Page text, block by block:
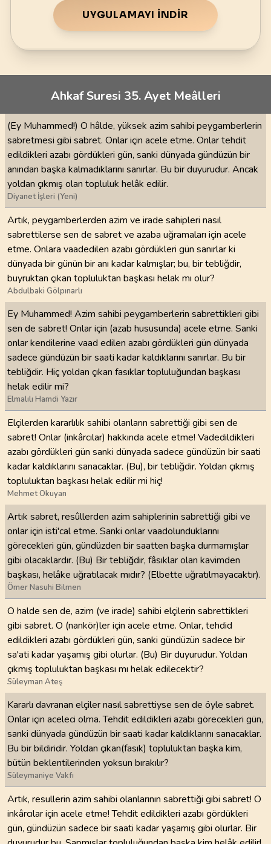
UYGULAMAYI İNDIR
Ahkaf Suresi 35. Ayet Meâlleri
(Ey Muhammed!) O hâlde, yüksek azim sahibi peygamberlerin
sabretmesi gibi sabret. Onlar için acele etme. Onlar tehdit
edildikleri azabı gördükleri gün, sanki dünyada gündüzün bir
anından başka kalmadıklarını sanırlar. Bu bir duyurudur. Ancak
yoldan çıkmış olan topluluk helâk edilir.
Diyanet İşleri (Yeni)
Artık, peygamberlerden azim ve irade sahipleri nasıl
sabrettilerse sen de sabret ve azaba uğramaları için acele
etme. Onlara vaadedilen azabı gördükleri gün sanırlar ki
dünyada bir günün bir anı kadar kalmışlar; bu, bir tebliğdir,
buyruktan çıkan topluluktan başkası helak mı olur?
Abdulbaki Gölpınarlı
Ey Muhammed! Azim sahibi peygamberlerin sabrettikleri gibi
sen de sabret! Onlar için (azab hususunda) acele etme. Sanki
onlar kendilerine vaad edilen azabı gördükleri gün dünyada
sadece gündüzün bir saati kadar kaldıklarını sanırlar. Bu bir
tebliğdir. Hiç yoldan çıkan fasıklar topluluğundan başkası
helak edilir mi?
Elmalılı Hamdi Yazır
Elçilerden kararlılık sahibi olanların sabrettiği gibi sen de
sabret! Onlar (inkârcılar) hakkında acele etme! Vadedildikleri
azabı gördükleri gün sanki dünyada sadece gündüzün bir saati
kadar kaldıklarını sanacaklar. (Bu), bir tebliğdir. Yoldan çıkmış
topluluktan başkası helak edilir mi hiç!
Mehmet Okuyan
Artık sabret, resûllerden azim sahiplerinin sabrettiği gibi ve
onlar için isti'cal etme. Sanki onlar vaadolunduklarını
görecekleri gün, gündüzden bir saatten başka durmamışlar
gibi olacaklardır. (Bu) Bir tebliğdir, fâsıklar olan kavimden
başkası, helâke uğratılacak mıdır? (Elbette uğratılmayacaktır).
Ömer Nasuhi Bilmen
O halde sen de, azim (ve irade) sahibi elçilerin sabrettikleri
gibi sabret. O (nankör)ler için acele etme. Onlar, tehdid
edildikleri azabı gördükleri gün, sanki gündüzün sadece bir
sa'ati kadar yaşamış gibi olurlar. (Bu) Bir duyurudur. Yoldan
çıkmış topluluktan başkası mı helak edilecektir?
Süleyman Ateş
Kararlı davranan elçiler nasıl sabrettiyse sen de öyle sabret.
Onlar için aceleci olma. Tehdit edildikleri azabı görecekleri gün,
sanki dünyada gündüzün bir saati kadar kaldıklarını sanacaklar.
Bu bir bildiridir. Yoldan çıkan(fasık) topluluktan başka kim,
bütün beklentilerinden yoksun bırakılır?
Süleymaniye Vakfı
Artık, resullerin azim sahibi olanlarının sabrettiği gibi sabret! O
inkârcılar için acele etme! Tehdit edildikleri azabı gördükleri
gün, gündüzün sadece bir saati kadar yaşamış gibi olurlar. Bir